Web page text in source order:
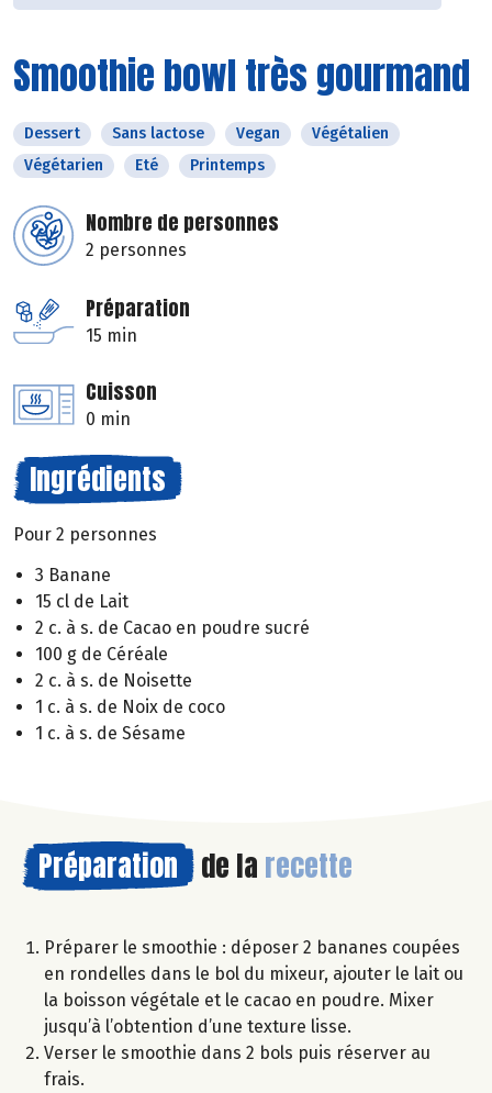
Smoothie bowl très gourmand
Dessert Sans lactose Vegan
Végétalien
Végétarien
Eté Printemps
Nombre de personnes
2 personnes
Préparation
15 min
Cuisson
0 min
Ingrédients
Pour 2 personnes
3 Banane
15 cl de Lait
2 c. à s. de Cacao en poudre sucré
100 g de Céréale
2 c. à s. de Noisette
1 c. à s. de Noix de coco
1 c. à s. de Sésame
Préparation de la recette
Préparer le smoothie : déposer 2 bananes coupées
en rondelles dans le bol du mixeur, ajouter le lait ou
la boisson végétale et le cacao en poudre. Mixer
jusqu’à l’obtention d’une texture lisse.
Verser le smoothie dans 2 bols puis réserver au
frais.